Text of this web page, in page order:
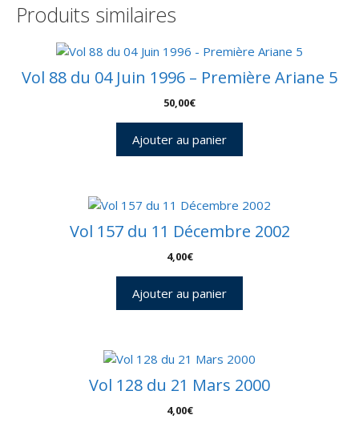
Produits similaires
Vol 88 du 04 Juin 1996 – Première Ariane 5
50,00€
Ajouter au panier
Vol 157 du 11 Décembre 2002
4,00€
Ajouter au panier
Vol 128 du 21 Mars 2000
4,00€